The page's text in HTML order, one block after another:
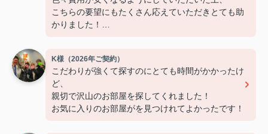
こちらの要望にもたくさん応えていただきとても助
かりました！
K様（2026年ご契約）
こだわりが強くて探すのにとても時間がかかったけ
ど、
親切で沢山のお部屋を探してくれました！
お気に入りのお部屋がを見つけれてよかったです！